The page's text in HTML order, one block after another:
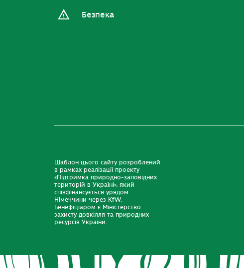
Безпека
Шаблон цього сайту розроблений
в рамках реалізації проекту
«Підтримка природно-заповідних
територій в Україні», який
співфінансується урядом
Німеччини через KfW.
Бенефіціаром є Міністерство
захисту довкілля та природних
ресурсів України.